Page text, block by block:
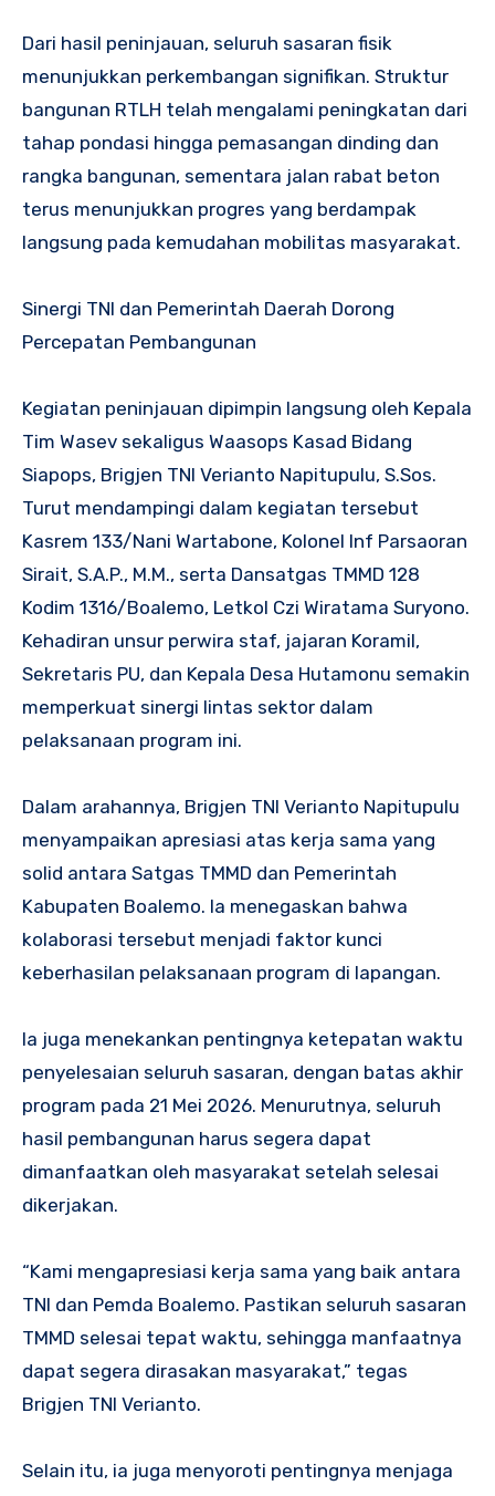
Dari hasil peninjauan, seluruh sasaran fisik
menunjukkan perkembangan signifikan. Struktur
bangunan RTLH telah mengalami peningkatan dari
tahap pondasi hingga pemasangan dinding dan
rangka bangunan, sementara jalan rabat beton
terus menunjukkan progres yang berdampak
langsung pada kemudahan mobilitas masyarakat.
Sinergi TNI dan Pemerintah Daerah Dorong
Percepatan Pembangunan
Kegiatan peninjauan dipimpin langsung oleh Kepala
Tim Wasev sekaligus Waasops Kasad Bidang
Siapops, Brigjen TNI Verianto Napitupulu, S.Sos.
Turut mendampingi dalam kegiatan tersebut
Kasrem 133/Nani Wartabone, Kolonel Inf Parsaoran
Sirait, S.A.P., M.M., serta Dansatgas TMMD 128
Kodim 1316/Boalemo, Letkol Czi Wiratama Suryono.
Kehadiran unsur perwira staf, jajaran Koramil,
Sekretaris PU, dan Kepala Desa Hutamonu semakin
memperkuat sinergi lintas sektor dalam
pelaksanaan program ini.
Dalam arahannya, Brigjen TNI Verianto Napitupulu
menyampaikan apresiasi atas kerja sama yang
solid antara Satgas TMMD dan Pemerintah
Kabupaten Boalemo. Ia menegaskan bahwa
kolaborasi tersebut menjadi faktor kunci
keberhasilan pelaksanaan program di lapangan.
Ia juga menekankan pentingnya ketepatan waktu
penyelesaian seluruh sasaran, dengan batas akhir
program pada 21 Mei 2026. Menurutnya, seluruh
hasil pembangunan harus segera dapat
dimanfaatkan oleh masyarakat setelah selesai
dikerjakan.
“Kami mengapresiasi kerja sama yang baik antara
TNI dan Pemda Boalemo. Pastikan seluruh sasaran
TMMD selesai tepat waktu, sehingga manfaatnya
dapat segera dirasakan masyarakat,” tegas
Brigjen TNI Verianto.
Selain itu, ia juga menyoroti pentingnya menjaga